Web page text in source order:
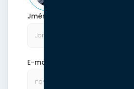
Jméno a příjmení
E-mail